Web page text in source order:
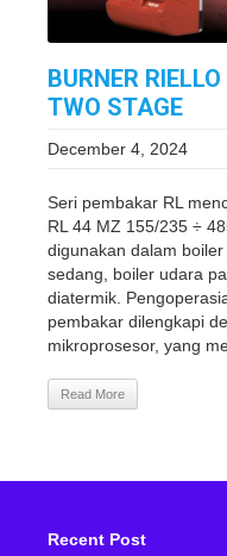
BURNER
TWO STAGE
December 4, 2024
Seri pembakar RL
RL 44 MZ 155/235 ÷
digunakan dalam
sedang, boiler udara
diatermik.
pembakar dilengkapi
mikroprosesor, yang
Read More
Recent Post